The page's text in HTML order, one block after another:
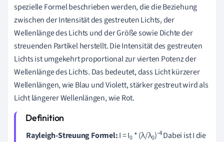
spezielle Formel beschrieben werden, die die Beziehung
zwischen der Intensität des gestreuten Lichts, der
Wellenlänge des Lichts und der Größe sowie Dichte der
streuenden Partikel herstellt. Die Intensität des gestreuten
Lichts ist umgekehrt proportional zur vierten Potenz der
Wellenlänge des Lichts. Das bedeutet, dass Licht kürzerer
Wellenlängen, wie Blau und Violett, stärker gestreut wird als
Licht längerer Wellenlängen, wie Rot.
Rayleigh-Streuung Formel:I = I0* (λ/λ0)-4Dabei ist I die